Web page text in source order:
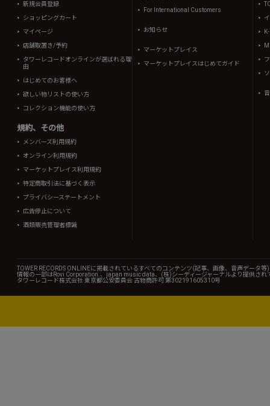
新規会員登録
ショッピングカート
マイページ
店舗取置き/予約
タワーレコードオンラインが選ばれる理
由
はじめてのお客様へ
欲しい物リストの使い方
コレクション機能の使い方
規約、その他
メンバーズ利用規約
オンライン利用規約
マーケットプレイス利用規約
特定商取引法に基づく表示
プライバシーステートメント
広告停止について
酒類販売管理者標識
For International Customers
お知らせ
マーケットプレイス
マーケットプレイスはじめてガイド
TOWER RECORDS ONLINEに掲載されているすべてのコンテンツ(記事、画像、音声データ
情報の一部はRovi Corporation.、japan music data、(株)シーディージャーナルより提供され
タワーレコード株式会社 東京都公安委員会 古物商許可 第302191605310号